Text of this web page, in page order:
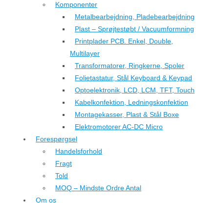
Komponenter
Metalbearbejdning, Pladebearbejdning
Plast – Sprøjtestøbt / Vacuumformning
Printplader PCB. Enkel, Double,
Multilayer
Transformatorer, Ringkerne, Spoler
Folietastatur, Stål Keyboard & Keypad
Optoelektronik, LCD, LCM, TFT, Touch
Kabelkonfektion, Ledningskonfektion
Montagekasser, Plast & Stål Boxe
Elektromotorer AC-DC Micro
Forespørgsel
Handelsforhold
Fragt
Told
MOQ – Mindste Ordre Antal
Om os